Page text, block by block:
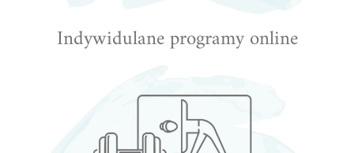
Indywidulane programy online